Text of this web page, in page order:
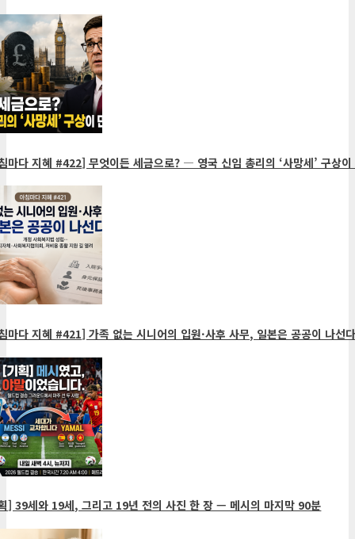
다 지혜 #422] 무엇이든 세금으로? ― 영국 신임 총리의 ‘사망세’ 구상이
다 지혜 #421] 가족 없는 시니어의 입원·사후 사무, 일본은 공공이 나선
] 39세와 19세, 그리고 19년 전의 사진 한 장 — 메시의 마지막 90분